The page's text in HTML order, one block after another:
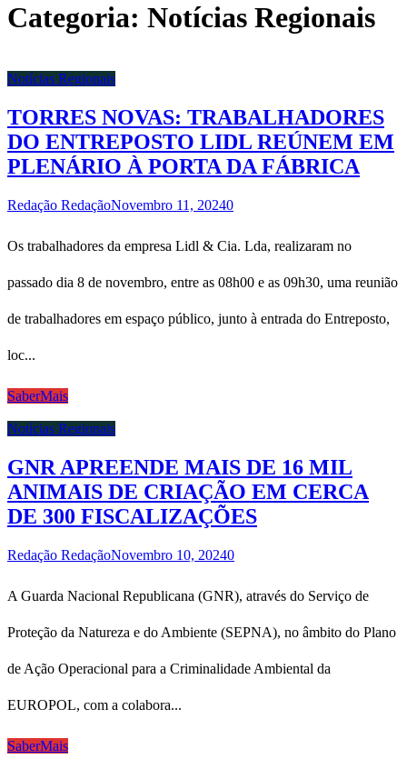
Categoria: Notícias Regionais
Notícias Regionais
TORRES NOVAS: TRABALHADORES
DO ENTREPOSTO LIDL REÚNEM EM
PLENÁRIO À PORTA DA FÁBRICA
Redação RedaçãoNovembro 11, 20240
Os trabalhadores da empresa Lidl & Cia. Lda, realizaram no
passado dia 8 de novembro, entre as 08h00 e as 09h30, uma reunião
de trabalhadores em espaço público, junto à entrada do Entreposto,
loc...
SaberMais
Notícias Regionais
GNR APREENDE MAIS DE 16 MIL
ANIMAIS DE CRIAÇÃO EM CERCA
DE 300 FISCALIZAÇÕES
Redação RedaçãoNovembro 10, 20240
A Guarda Nacional Republicana (GNR), através do Serviço de
Proteção da Natureza e do Ambiente (SEPNA), no âmbito do Plano
de Ação Operacional para a Criminalidade Ambiental da
EUROPOL, com a colabora...
SaberMais